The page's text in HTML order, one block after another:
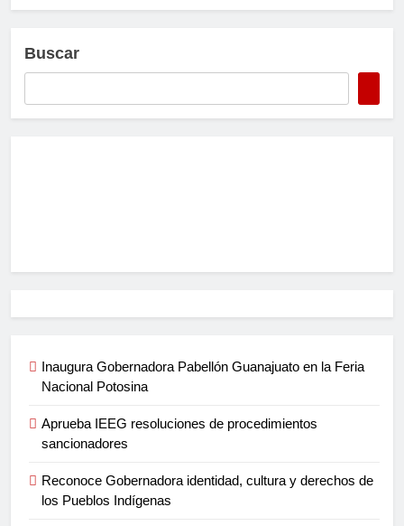
Buscar
Inaugura Gobernadora Pabellón Guanajuato en la Feria
Nacional Potosina
Aprueba IEEG resoluciones de procedimientos
sancionadores
Reconoce Gobernadora identidad, cultura y derechos de
los Pueblos Indígenas